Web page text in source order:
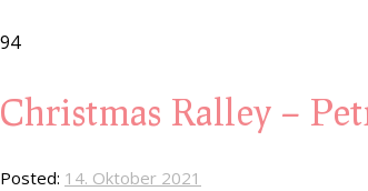
94
Christmas Ralley –
Posted: 14. Oktober 2021